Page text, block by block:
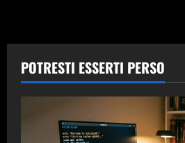
POTRESTI ESSERTI PERSO